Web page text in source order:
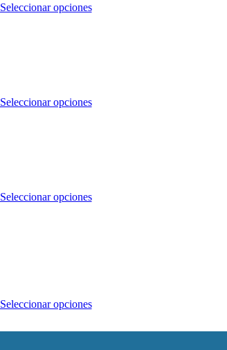
Seleccionar opciones
Seleccionar opciones
Seleccionar opciones
Seleccionar opciones